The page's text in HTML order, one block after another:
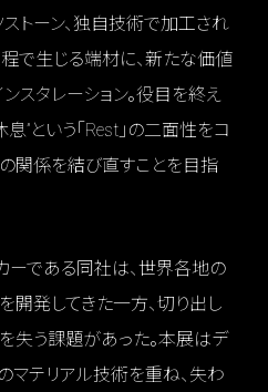
トーン、独自技術で加工され
で生じる端材に、新たな価値
スタレーション。役目を終え
息”という「Rest」の二面性をコ
関係を結び直すことを目指
ーである同社は、世界各地の
開発してきた一方、切り出し
失う課題があった。本展はデ
マテリアル技術を重ね、失わ